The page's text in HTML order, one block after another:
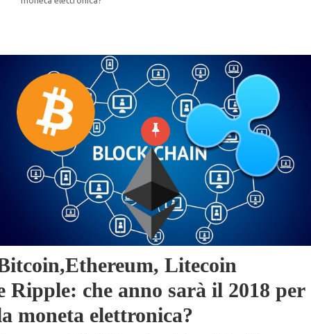
Litecoin
Ripple: che anno sarà il 2018 per
moneta elettronica?